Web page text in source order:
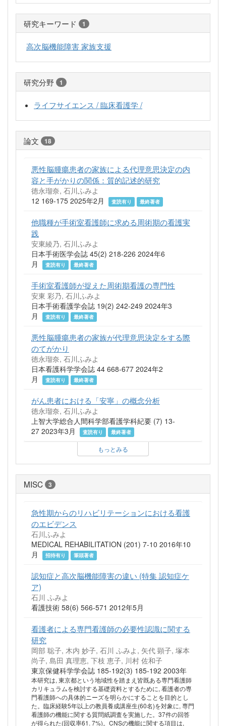
研究キーワード 1
高次脳機能障害 家族支援
研究分野 1
ライフサイエンス / 臨床看護学 /
論文 18
悪性脳腫瘍患者の家族による代理意思決定の内
容と手がかりの関係：質的記述的研究
徳永瑠奈, 石川ふみよ
12 169-175 2025年2月
査読有り 最終著者
他職種が手術室看護師に求める周術期の看護実
践
安東綾乃, 石川ふみよ
日本手術医学会誌 45(2) 218-226 2024年6
月
査読有り 最終著者
手術室看護師が捉えた周術期看護の専門性
安東 彩乃, 石川ふみよ
日本手術看護学会誌 19(2) 242-249 2024年3
月
査読有り 最終著者
悪性脳腫瘍患者の家族が代理意思決定をする際
のてがかり
徳永瑠奈, 石川ふみよ
日本看護科学学会誌 44 668-677 2024年2
月
査読有り 最終著者
がん患者における「安寧」の概念分析
徳永瑠奈, 石川ふみよ
上智大学総合人間科学部看護学科紀要 (7) 13-
27 2023年3月
査読有り 最終著者
もっとみる
MISC 3
急性期からのリハビリテーションにおける看護
のエビデンス
石川ふみよ
MEDICAL REHABILITATION (201) 7-10 2016年10
月
招待有り 筆頭著者
認知症と高次脳機能障害の違い (特集 認知症ケ
ア)
石川 ふみよ
看護技術 58(6) 566-571 2012年5月
看護者による専門看護師の必要性認識に関する
研究
岡部 聡子, 木内 妙子, 石川 ふみよ, 矢代 顕子, 塚本
尚子, 島田 真理恵, 下枝 恵子, 川村 佐和子
東京保健科学学会誌 185-192(3) 185-192 2003年
本研究は, 東京都という地域性を踏まえ皆既ある専門看護師
カリキュラムを検討する基礎資料とするために, 看護者の専
門看護師への具体的ニーズを明らかにすることを目的とし
た。臨床経験5年以上の教員養成講座生(60名)を対象に, 専門
看護師の機能に関する質問紙調査を実施した。37件の回答
が得られた(回収率61. 7%)。CNSの機能に関する項目は,